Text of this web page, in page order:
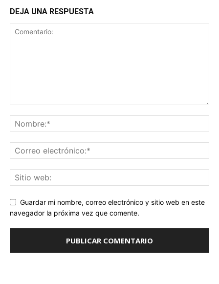
DEJA UNA RESPUESTA
Guardar mi nombre, correo electrónico y sitio web en este
navegador la próxima vez que comente.